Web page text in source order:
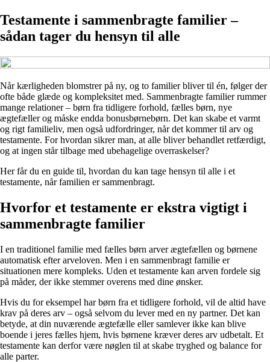
Testamente i sammenbragte familier –
sådan tager du hensyn til alle
Når kærligheden blomstrer på ny, og to familier bliver til én, følger der
ofte både glæde og kompleksitet med. Sammenbragte familier rummer
mange relationer – børn fra tidligere forhold, fælles børn, nye
ægtefæller og måske endda bonusbørnebørn. Det kan skabe et varmt
og rigt familieliv, men også udfordringer, når det kommer til arv og
testamente. For hvordan sikrer man, at alle bliver behandlet retfærdigt,
og at ingen står tilbage med ubehagelige overraskelser?
Her får du en guide til, hvordan du kan tage hensyn til alle i et
testamente, når familien er sammenbragt.
Hvorfor et testamente er ekstra vigtigt i
sammenbragte familier
I en traditionel familie med fælles børn arver ægtefællen og børnene
automatisk efter arveloven. Men i en sammenbragt familie er
situationen mere kompleks. Uden et testamente kan arven fordele sig
på måder, der ikke stemmer overens med dine ønsker.
Hvis du for eksempel har børn fra et tidligere forhold, vil de altid have
krav på deres arv – også selvom du lever med en ny partner. Det kan
betyde, at din nuværende ægtefælle eller samlever ikke kan blive
boende i jeres fælles hjem, hvis børnene kræver deres arv udbetalt. Et
testamente kan derfor være nøglen til at skabe tryghed og balance for
alle parter.